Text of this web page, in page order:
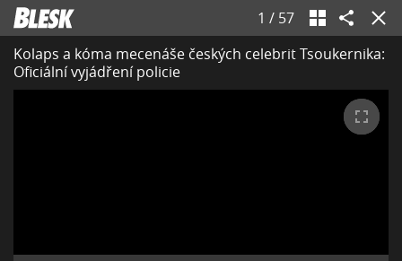
1 / 57
Kolaps a kóma mecenáše českých celebrit Tsoukernika:
Oficiální vyjádření policie